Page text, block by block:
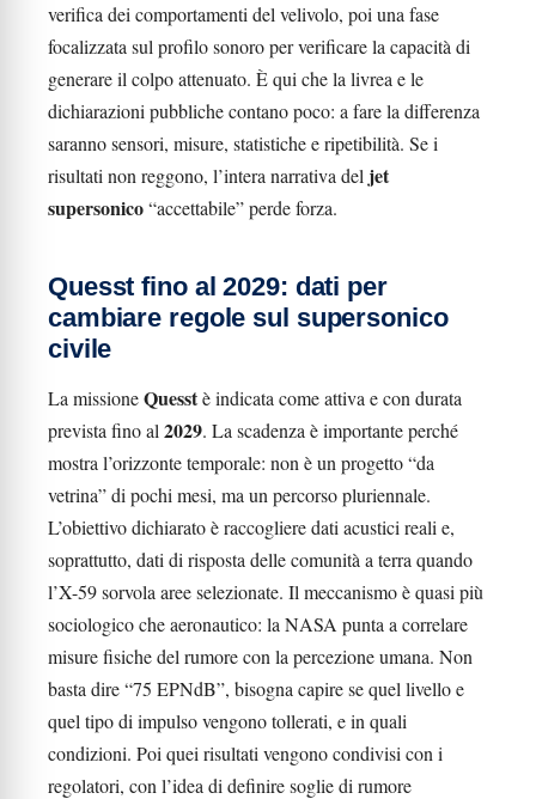
verifica dei comportamenti del velivolo, poi una fase
focalizzata sul profilo sonoro per verificare la capacità di
generare il colpo attenuato. È qui che la livrea e le
dichiarazioni pubbliche contano poco: a fare la differenza
saranno sensori, misure, statistiche e ripetibilità. Se i
risultati non reggono, l’intera narrativa del jet
supersonico“accettabile” perde forza.
Quesst fino al 2029: dati per
cambiare regole sul supersonico
civile
La missioneQuesstè indicata come attiva e con durata
prevista fino al 2029. La scadenza è importante perché
mostra l’orizzonte temporale: non è un progetto “da
vetrina” di pochi mesi, ma un percorso pluriennale.
L’obiettivo dichiarato è raccogliere dati acustici reali e,
soprattutto, dati di risposta delle comunità a terra quando
l’X-59 sorvola aree selezionate. Il meccanismo è quasi più
sociologico che aeronautico: la NASA punta a correlare
misure fisiche del rumore con la percezione umana. Non
basta dire “75 EPNdB”, bisogna capire se quel livello e
quel tipo di impulso vengono tollerati, e in quali
condizioni. Poi quei risultati vengono condivisi con i
regolatori, con l’idea di definire soglie di rumore